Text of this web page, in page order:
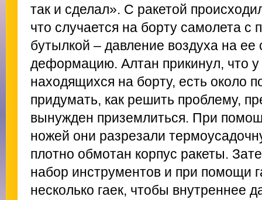
так и сделал». С ракетой
что случается на борту самолета с
бутылкой – давление воздуха на ее
деформацию. Алтан прикинул, что у
находящихся на борту, есть около
придумать, как решить проблему,
вынужден приземлиться. При
ножей они разрезали
плотно обмотан корпус ракеты.
набор инструментов и при помощи
несколько гаек, чтобы внутреннее